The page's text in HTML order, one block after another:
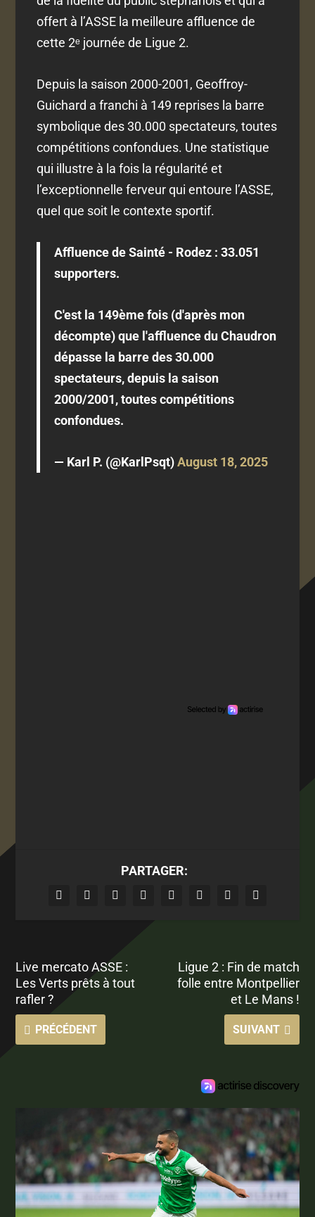
offert à l’ASSE la meilleure affluence de
cette 2ᵉ journée de Ligue 2.
Depuis la saison 2000-2001, Geoffroy-
Guichard a franchi à 149 reprises la barre
symbolique des 30.000 spectateurs, toutes
compétitions confondues. Une statistique
qui illustre à la fois la régularité et
l’exceptionnelle ferveur qui entoure l’ASSE,
quel que soit le contexte sportif.
Affluence de Sainté - Rodez : 33.051
supporters.
C'est la 149ème fois (d'après mon
décompte) que l'affluence du Chaudron
dépasse la barre des 30.000
spectateurs, depuis la saison
2000/2001, toutes compétitions
confondues.
— Karl P. (@KarlPsqt)August 18, 2025
PARTAGER:
Live mercato ASSE :
Les Verts prêts à tout
rafler ?
PRÉCÉDENT
Ligue 2 : Fin de match
folle entre Montpellier
et Le Mans !
SUIVANT